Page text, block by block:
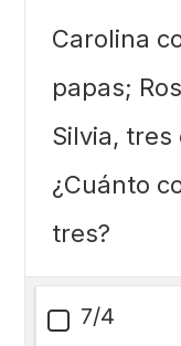
Carolina
papas;
Silvia,
¿Cuánto
tres?
7/4